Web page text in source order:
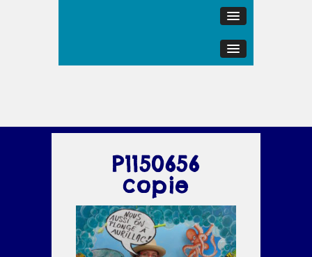
P1150656
copie